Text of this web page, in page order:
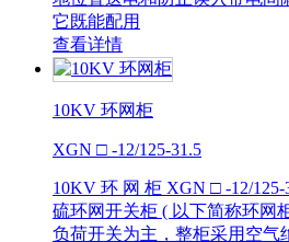
它既能配用
查看详情
10KV 环网柜
XGN □ -12/125-31.5
10KV 环 网 柜 XGN □ -12/
硫环网开关柜 ( 以下简称环网
负荷开关为主，整柜采用空气